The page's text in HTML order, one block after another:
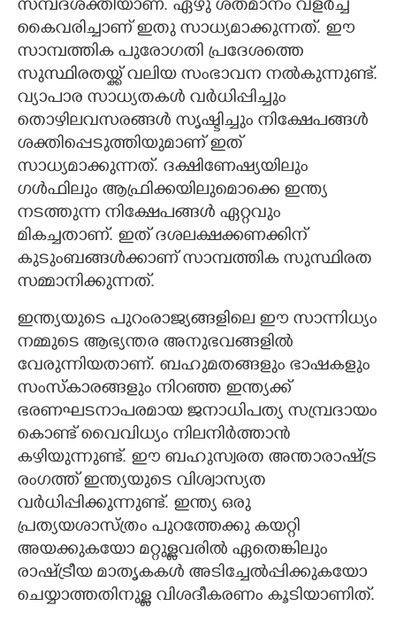
സമ്പദ്ശക്തിയാണ്. ഏഴു ശതമാനം വളർച്ച
കൈവരിച്ചാണ് ഇതു സാധ്യമാക്കുന്നത്. ഈ
സാമ്പത്തിക പുരോഗതി പ്രദേശത്തെ
സുസ്ഥിരതയ്ക്ക് വലിയ സംഭാവന നൽകുന്നുണ്ട്.
വ്യാപാര സാധ്യതകൾ വർധിപ്പിച്ചും
തൊഴിലവസരങ്ങൾ സൃഷ്ടിച്ചും നിക്ഷേപങ്ങൾ
ശക്തിപ്പെടുത്തിയുമാണ് ഇത്
സാധ്യമാക്കുന്നത്. ദക്ഷിണേഷ്യയിലും
ഗൾഫിലും ആഫ്രിക്കയിലുമൊക്കെ ഇന്ത്യ
നടത്തുന്ന നിക്ഷേപങ്ങൾ ഏറ്റവും
മികച്ചതാണ്. ഇത് ദശലക്ഷക്കണക്കിന്
കുടുംബങ്ങൾക്കാണ് സാമ്പത്തിക സുസ്ഥിരത
സമ്മാനിക്കുന്നത്.
ഇന്ത്യയുടെ പുറംരാജ്യങ്ങളിലെ ഈ സാന്നിധ്യം
നമ്മുടെ ആഭ്യന്തര അനുഭവങ്ങളിൽ
വേരുന്നിയതാണ്. ബഹുമതങ്ങളും ഭാഷകളും
സംസ്കാരങ്ങളും നിറഞ്ഞ ഇന്ത്യക്ക്
ഭരണഘടനാപരമായ ജനാധിപത്യ സമ്പ്രദായം
കൊണ്ട് വൈവിധ്യം നിലനിർത്താൻ
കഴിയുന്നുണ്ട്. ഈ ബഹുസ്വരത അന്താരാഷ്ട്ര
രംഗത്ത് ഇന്ത്യയുടെ വിശ്വാസ്യത
വർധിപ്പിക്കുന്നുണ്ട്. ഇന്ത്യ ഒരു
പ്രത്യയശാസ്ത്രം പുറത്തേക്കു കയറ്റി
അയക്കുകയോ മറ്റുള്ളവരിൽ ഏതെങ്കിലും
രാഷ്ട്രീയ മാതൃകകൾ അടിച്ചേൽപ്പിക്കുകയോ
ചെയ്യാത്തതിനുള്ള വിശദീകരണം കൂടിയാണിത്.
Share this link
Copy Link